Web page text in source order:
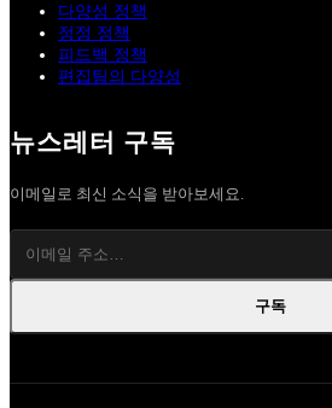
다양성 정책
정정 정책
피드백 정책
편집팀의 다양성
뉴스레터 구독
이메일로 최신 소식을 받아보세요.
구독